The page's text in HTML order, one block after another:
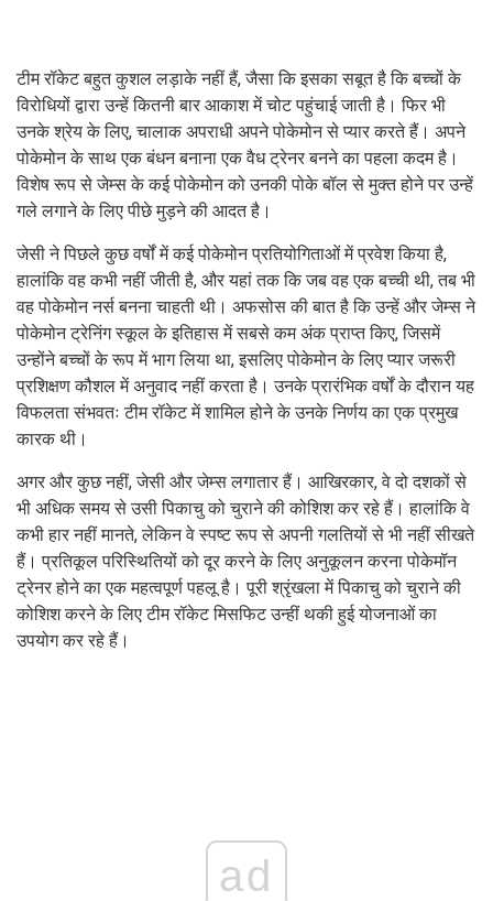
टीम रॉकेट बहुत कुशल लड़ाके नहीं हैं, जैसा कि इसका सबूत है कि बच्चों के
विरोधियों द्वारा उन्हें कितनी बार आकाश में चोट पहुंचाई जाती है। फिर भी
उनके श्रेय के लिए, चालाक अपराधी अपने पोकेमोन से प्यार करते हैं। अपने
पोकेमोन के साथ एक बंधन बनाना एक वैध ट्रेनर बनने का पहला कदम है।
विशेष रूप से जेम्स के कई पोकेमोन को उनकी पोके बॉल से मुक्त होने पर उन्हें
गले लगाने के लिए पीछे मुड़ने की आदत है।
जेसी ने पिछले कुछ वर्षों में कई पोकेमोन प्रतियोगिताओं में प्रवेश किया है,
हालांकि वह कभी नहीं जीती है, और यहां तक ​​​​कि जब वह एक बच्ची थी, तब भी
वह पोकेमोन नर्स बनना चाहती थी। अफसोस की बात है कि उन्हें और जेम्स ने
पोकेमोन ट्रेनिंग स्कूल के इतिहास में सबसे कम अंक प्राप्त किए, जिसमें
उन्होंने बच्चों के रूप में भाग लिया था, इसलिए पोकेमोन के लिए प्यार जरूरी
प्रशिक्षण कौशल में अनुवाद नहीं करता है। उनके प्रारंभिक वर्षों के दौरान यह
विफलता संभवतः टीम रॉकेट में शामिल होने के उनके निर्णय का एक प्रमुख
कारक थी।
अगर और कुछ नहीं, जेसी और जेम्स लगातार हैं। आखिरकार, वे दो दशकों से
भी अधिक समय से उसी पिकाचु को चुराने की कोशिश कर रहे हैं। हालांकि वे
कभी हार नहीं मानते, लेकिन वे स्पष्ट रूप से अपनी गलतियों से भी नहीं सीखते
हैं। प्रतिकूल परिस्थितियों को दूर करने के लिए अनुकूलन करना पोकेमॉन
ट्रेनर होने का एक महत्वपूर्ण पहलू है। पूरी श्रृंखला में पिकाचु को चुराने की
कोशिश करने के लिए टीम रॉकेट मिसफिट उन्हीं थकी हुई योजनाओं का
उपयोग कर रहे हैं।
ad